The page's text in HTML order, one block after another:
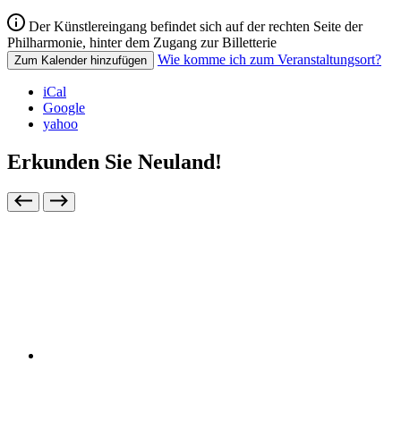
Der Künstlereingang befindet sich auf der rechten Seite der
Philharmonie, hinter dem Zugang zur Billetterie
Zum Kalender hinzufügen Wie komme ich zum Veranstaltungsort?
iCal
Google
yahoo
Erkunden Sie Neuland!